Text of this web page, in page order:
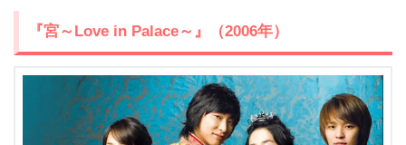
『宮～Love in Palace～』（2006年）